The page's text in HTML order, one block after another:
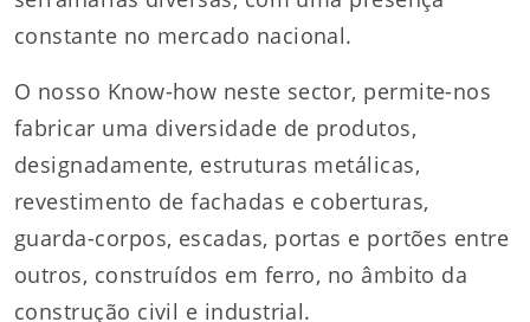
constante no mercado nacional.
O nosso Know-how neste sector, permite-nos
fabricar uma diversidade de produtos,
designadamente, estruturas metálicas,
revestimento de fachadas e coberturas,
guarda-corpos, escadas, portas e portões entre
outros, construídos em ferro, no âmbito da
construção civil e industrial.